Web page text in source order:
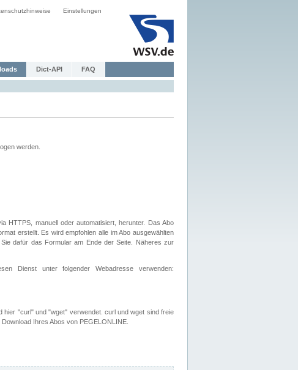
Einstellungen
Dict-API FAQ
werden.
HTTPS, manuell oder automatisiert, herunter. Das Abo
erstellt. Es wird empfohlen alle im Abo ausgewählten
dafür das Formular am Ende der Seite. Näheres zur
Dienst unter folgender Webadresse verwenden:
hier "curl" und "wget" verwendet. curl und wget sind freie
Ihres Abos von PEGELONLINE.